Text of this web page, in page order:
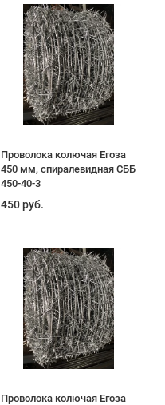
Проволока колючая Егоза
450 мм, спиралевидная СББ
450-40-3
450 руб.
Проволока колючая Егоза